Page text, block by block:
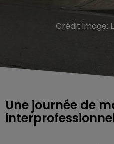
Crédit image:
Une journée de